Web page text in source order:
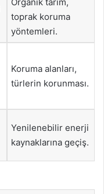
toprak koruma
yöntemleri.
Koruma alanları,
türlerin korunması.
Yenilenebilir enerji
kaynaklarına geçiş.